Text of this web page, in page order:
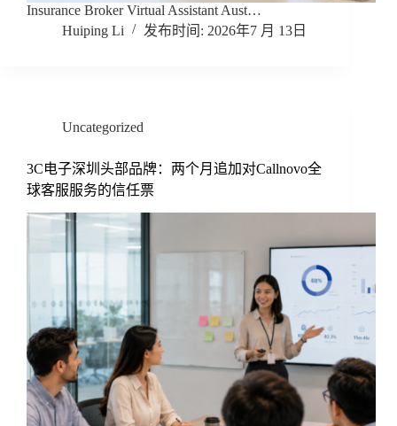
Insurance Broker Virtual Assistant Aust…
Huiping Li
2026年7 月 13日
Uncategorized
3C电子深圳头部品牌：两个月追加对Callnovo全
球客服服务的信任票